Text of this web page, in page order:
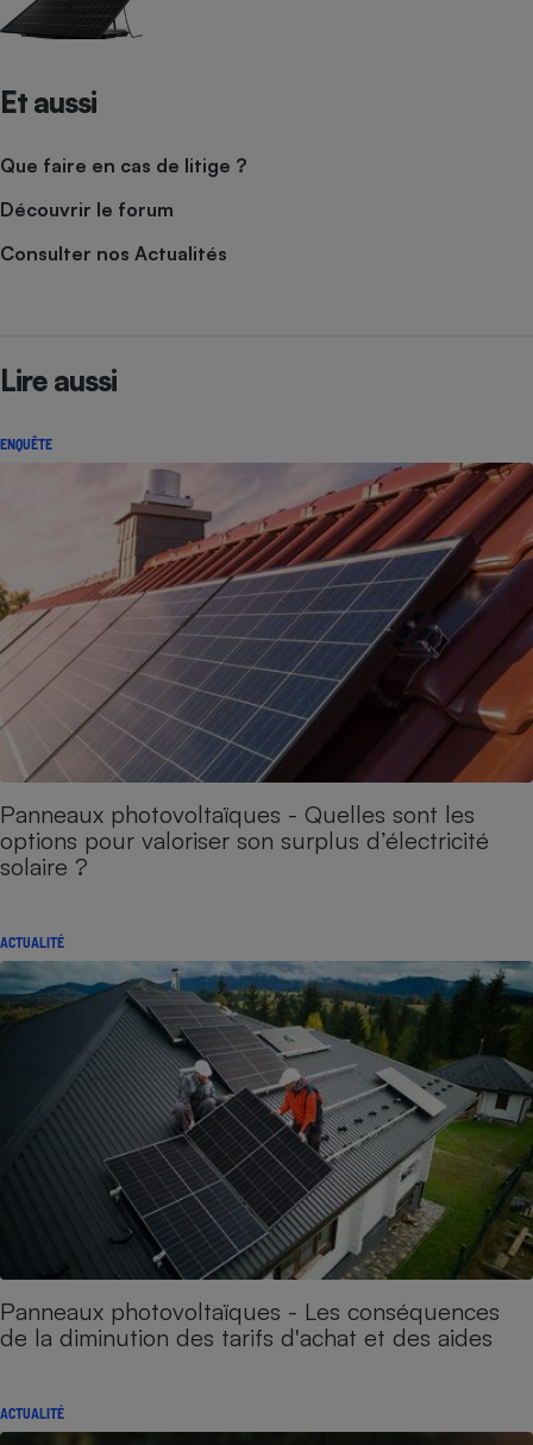
Et aussi
Que faire en cas de litige ?
Découvrir le forum
Consulter nos Actualités
Lire aussi
ENQUÊTE
Panneaux photovoltaïques - Quelles sont les
options pour valoriser son surplus d’électricité
solaire ?
ACTUALITÉ
Panneaux photovoltaïques - Les conséquences
de la diminution des tarifs d'achat et des aides
ACTUALITÉ